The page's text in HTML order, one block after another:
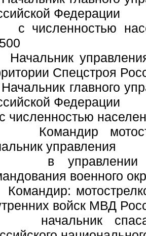
Федерации
управления
Спецстроя
главного
Федерации
управления
военного
войск МВД